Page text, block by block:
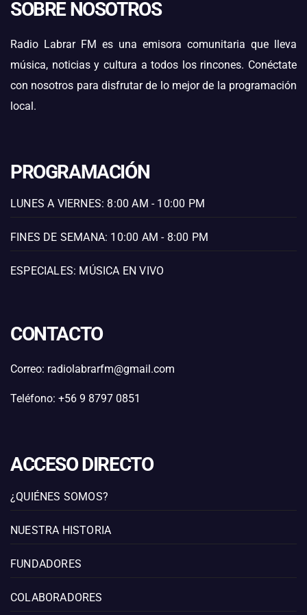
SOBRE NOSOTROS
Radio Labrar FM es una emisora comunitaria que lleva
música, noticias y cultura a todos los rincones. Conéctate
con nosotros para disfrutar de lo mejor de la programación
local.
PROGRAMACIÓN
LUNES A VIERNES: 8:00 AM - 10:00 PM
FINES DE SEMANA: 10:00 AM - 8:00 PM
ESPECIALES: MÚSICA EN VIVO
CONTACTO
Correo: radiolabrarfm@gmail.com
Teléfono: +56 9 8797 0851
ACCESO DIRECTO
¿QUIÉNES SOMOS?
NUESTRA HISTORIA
FUNDADORES
COLABORADORES